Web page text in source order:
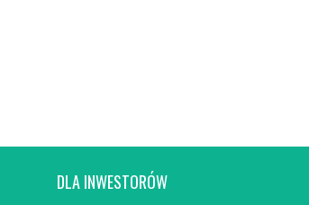
DLA INWESTORÓW